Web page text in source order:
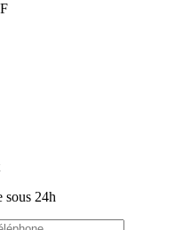
sous 24h